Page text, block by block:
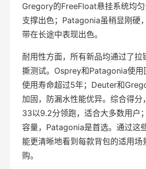
Gregory的FreeFloat悬挂系统均
支撑出色；Patagonia虽稍显刚硬
带在长途中表现出色。
耐用性方面，所有新品均通过了拉
撕测试。Osprey和Patagonia使用
使用寿命超过5年；Deuter和
加固，防漏水性能优异。综合得
33以9.2分领跑，适合大多数用户
容量，Patagonia是首选。通过这
能更清晰地看到每款背包的适用场
购。